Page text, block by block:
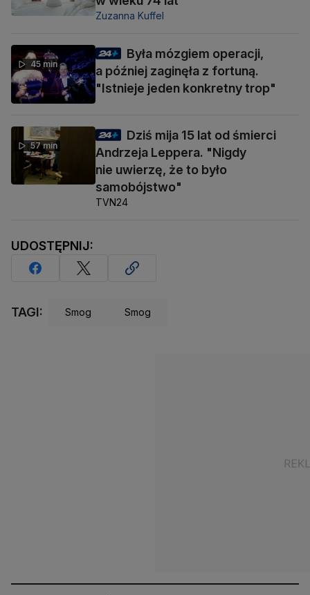
Zuzanna Kuffel
45 min
Była mózgiem operacji,
a później zaginęła z fortuną.
"Istnieje jeden konkretny trop"
57 min
Dziś mija 15 lat od śmierci
Andrzeja Leppera. "Nigdy
nie uwierzę, że to było
samobójstwo"
TVN24
UDOSTĘPNIJ:
TAGI: Smog Smog